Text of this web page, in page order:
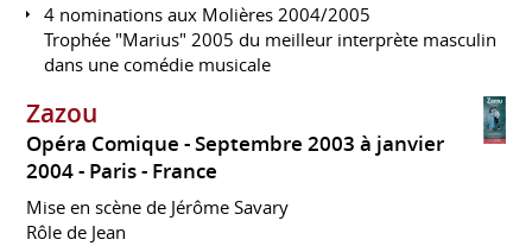
4 nominations aux Molières 2004/2005
Trophée "Marius" 2005 du meilleur interprète masculin
dans une comédie musicale
Zazou
Opéra Comique
Septembre 2003 à janvier
2004 Paris France
Mise en scène de Jérôme Savary
Rôle de Jean